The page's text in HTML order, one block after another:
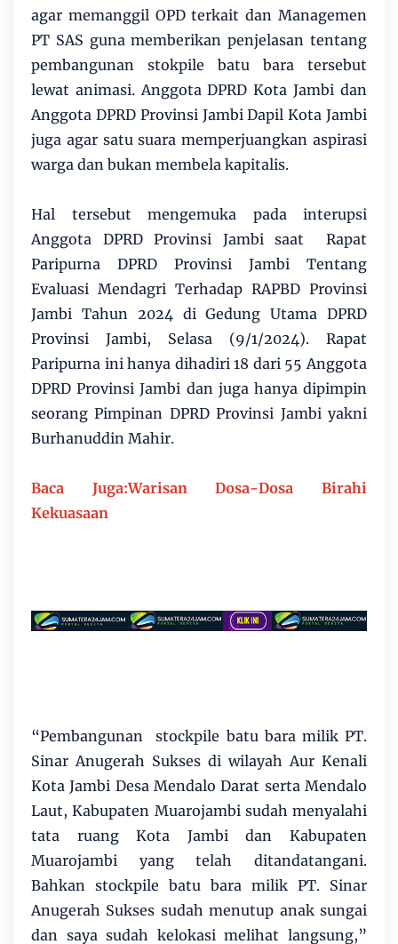
agar memanggil OPD terkait dan Managemen
PT SAS guna memberikan penjelasan tentang
pembangunan stokpile batu bara tersebut
lewat animasi. Anggota DPRD Kota Jambi dan
Anggota DPRD Provinsi Jambi Dapil Kota Jambi
juga agar satu suara memperjuangkan aspirasi
warga dan bukan membela kapitalis.
Hal tersebut mengemuka pada interupsi
Anggota DPRD Provinsi Jambi saat Rapat
Paripurna DPRD Provinsi Jambi Tentang
Evaluasi Mendagri Terhadap RAPBD Provinsi
Jambi Tahun 2024 di Gedung Utama DPRD
Provinsi Jambi, Selasa (9/1/2024). Rapat
Paripurna ini hanya dihadiri 18 dari 55 Anggota
DPRD Provinsi Jambi dan juga hanya dipimpin
seorang Pimpinan DPRD Provinsi Jambi yakni
Burhanuddin Mahir.
Baca Juga:Warisan Dosa-Dosa Birahi
Kekuasaan
“Pembangunan stockpile batu bara milik PT.
Sinar Anugerah Sukses di wilayah Aur Kenali
Kota Jambi Desa Mendalo Darat serta Mendalo
Laut, Kabupaten Muarojambi sudah menyalahi
tata ruang Kota Jambi dan Kabupaten
Muarojambi yang telah ditandatangani.
Bahkan stockpile batu bara milik PT. Sinar
Anugerah Sukses sudah menutup anak sungai
dan saya sudah kelokasi melihat langsung,”